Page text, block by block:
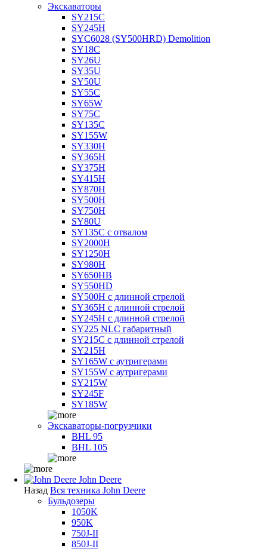
Экскаваторы
SY215C
SY245H
SYC6028 (SY500HRD) Demolition
SY18C
SY26U
SY35U
SY50U
SY55C
SY65W
SY75C
SY135C
SY155W
SY330H
SY365H
SY375H
SY415H
SY870H
SY500H
SY750H
SY80U
SY135C с отвалом
SY2000H
SY1250H
SY980H
SY650HB
SY550HD
SY500H с длинной стрелой
SY365H с длинной стрелой
SY245H с длинной стрелой
SY225 NLC габаритный
SY215C с длинной стрелой
SY215H
SY165W с аутригерами
SY155W с аутригерами
SY215W
SY245F
SY185W
Экскаваторы-погрузчики
BHL 95
BHL 105
John Deere
Назад Вся техника John Deere
Бульдозеры
1050K
950K
750J-II
850J-II